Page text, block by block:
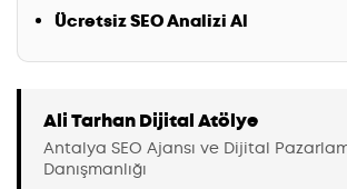
Ücretsiz SEO Analizi Al
Ali Tarhan Dijital Atölye
Antalya SEO Ajansı ve Dijital
Danışmanlığı